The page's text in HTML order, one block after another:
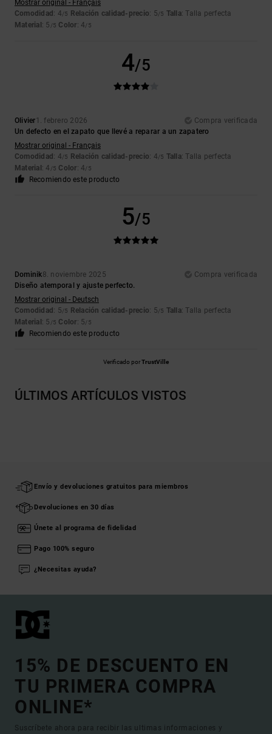
Mostrar original - Français
Comodidad : 4/5 Relación calidad-precio: 5/5 Talla: Talla perfecta
Material : 5 /5 Color: 4/5
4/5
Olivier1. febrero 2026
Compra verificada
Un defecto en el zapato que llevé a reparar a un zapatero
Mostrar original - Français
Comodidad : 4/5 Relación calidad-precio: 4/5 Talla: Talla perfecta
Material : 4 /5 Color: 4/5
Recomiendo este producto
5/5
Dominik8. noviembre 2025
Compra verificada
Diseño atemporal y ajuste perfecto.
Mostrar original - Deutsch
Comodidad : 5/5 Relación calidad-precio: 5/5 Talla: Talla perfecta
Material : 5 /5 Color: 5/5
Recomiendo este producto
Verificado porTrustVille
ÚLTIMOS ARTÍCULOS VISTOS
Envío y devoluciones gratuitos para miembros
Devoluciones en 30 días
Únete al programa de fidelidad
Pago 100% seguro
¿Necesitas ayuda?
15% DE DESCUENTO EN
TU PRIMERA COMPRA
ONLINE*
Suscríbete ahora para recibir las ultimas informaciones y